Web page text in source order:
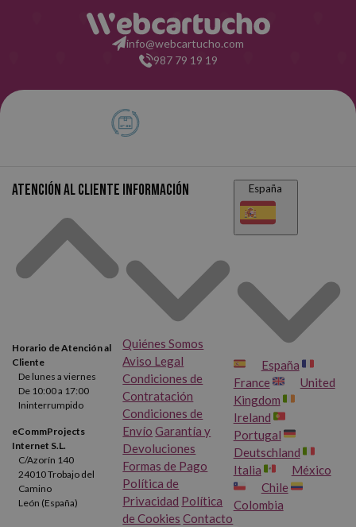
duras, con diseños divertidos repletos de frases inspiradoras o de
estética sencilla y práctica, sin cierre o con cierre de goma elástica,
con composición diaria o a semana vista y en toda clase de colores.
Lo único que tienes que hacer es elegir la que más se ajuste a tus
gustos y necesidades.¡Elige tu agenda favorita al mejor precio
info@webcartucho.com
987 79 19 19
Atención al cliente
Horario de Atención al
Cliente
De lunes a viernes
De 10:00 a 17:00
Ininterrumpido
eCommProjects
Internet S.L.
C/Azorín 140
24010 Trobajo del
Camino
León (España)
Información
Quiénes Somos
Aviso Legal
Condiciones de
Contratación
Condiciones de
Envío Garantía y
Devoluciones
Formas de Pago
Política de
Privacidad Política
de Cookies Contacto
España
España
France
United
Kingdom
Ireland
Portugal
Deutschland
Italia
México
Chile
Colombia